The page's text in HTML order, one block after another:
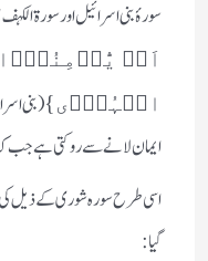
سورۂ بنی اسرائیل اور سورۃ
اَنۡ یُّؤۡمِنُوۡۤا
الۡہُدٰۤی}
ایمان لانے سے روکتی ہے جب
اسی طرح سورہ شوری کے ذیل کی
گیا :